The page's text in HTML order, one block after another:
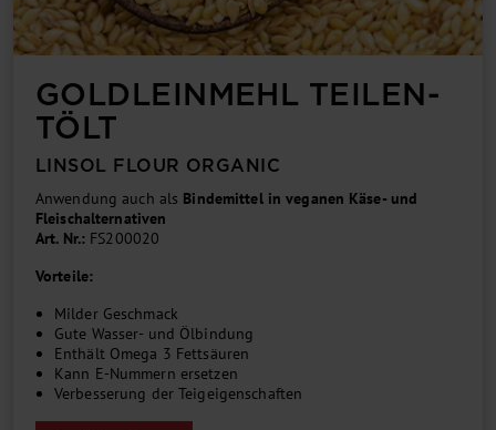
GOLDLEIN­MEHL TEILEN­
TÖLT
LINSOL FLOUR ORGANIC
Anwendung auch als Bindemittel in veganen Käse- und
Fleischalternativen
Art. Nr.: FS200020
Vorteile:
Milder Geschmack
Gute Wasser- und Ölbindung
Enthält Omega 3 Fettsäuren
Kann E-Nummern ersetzen
Verbesserung der Teigeigenschaften